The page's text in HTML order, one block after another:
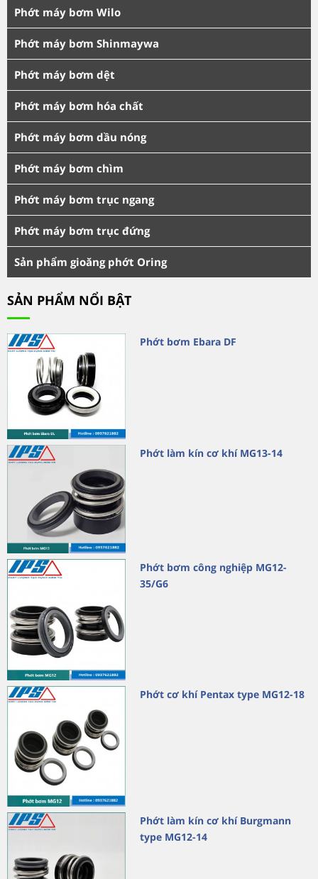
Phớt máy bơm Wilo
Phớt máy bơm Shinmaywa
Phớt máy bơm dệt
Phớt máy bơm hóa chất
Phớt máy bơm dầu nóng
Phớt máy bơm chìm
Phớt máy bơm trục ngang
Phớt máy bơm trục đứng
Sản phẩm gioăng phớt Oring
SẢN PHẨM NỔI BẬT
Phớt bơm Ebara DF
Phớt làm kín cơ khí MG13-14
Phớt bơm công nghiệp MG12-
35/G6
Phớt cơ khí Pentax type MG12-18
Phớt làm kín cơ khí Burgmann
type MG12-14